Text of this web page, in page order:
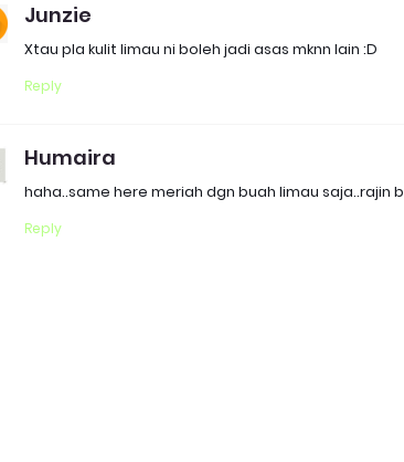
Junzie
Xtau pla kulit limau ni boleh jadi asas mknn lain :D
Reply
Humaira
haha..same here meriah dgn buah limau saja..rajin
Reply